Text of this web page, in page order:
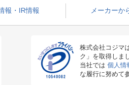
報・IR情報 メーカーか
株式会社コジマ
ク」を取得しま
当社では 個人情
な履行に努めて